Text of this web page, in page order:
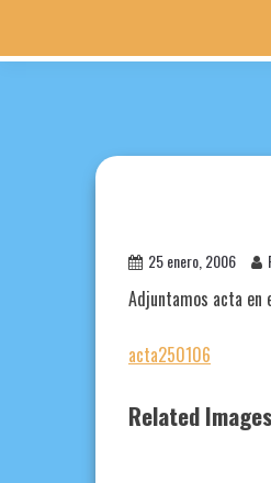
25 enero, 2006
Adjuntamos acta en
acta250106
Related